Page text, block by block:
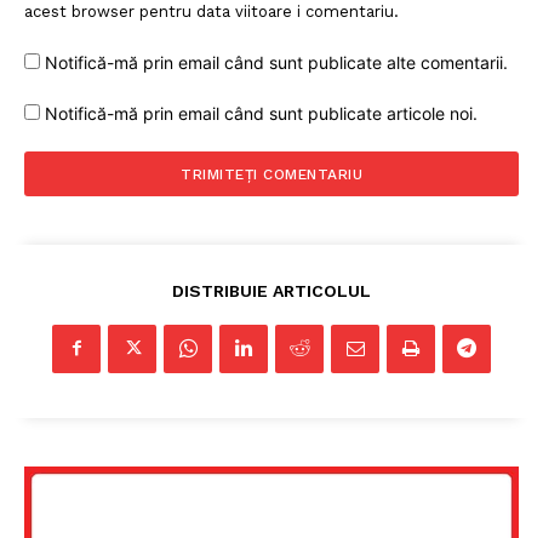
acest browser pentru data viitoare i comentariu.
Notifică-mă prin email când sunt publicate alte comentarii.
Notifică-mă prin email când sunt publicate articole noi.
DISTRIBUIE ARTICOLUL